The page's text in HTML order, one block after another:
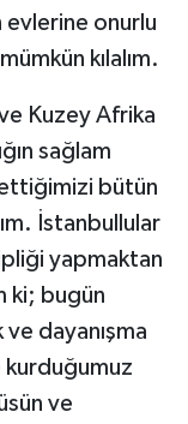
evlerine onurlu
kılalım.
Kuzey Afrika
sağlam
bütün
İstanbullular
yapmaktan
ki; bugün
ve dayanışma
kurduğumuz
ve